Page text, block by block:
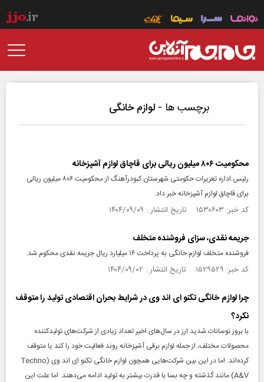
برچسب ها - لوازم خانگی
محکومیت ۸۰۶ میلیون ریالی برای قاچاق لوازم آشپزخانه
رئیس اداره تعزیرات حکومتی شهرستان کبودرآهنگ از محکومیت ۸۰۶ میلیون ریالی
برای قاچاق لوازم آشپزخانه خبر داد.
کد خبر: ۱۵۳۰۶۰۳ تاریخ انتشار : ۱۴۰۴/۰۹/۰۹
جریمه نقدی، سزای فروشنده متخلف
فروشنده متخلف لوازم خانگی به پرداخت ۱۶ میلیارد ریال جریمه نقدی محکوم شد.
کد خبر: ۱۵۲۹۵۲۹ تاریخ انتشار : ۱۴۰۴/۰۹/۰۲
چرا لوازم خانگی تکنو ای اند وی در شرایط بحران اقتصادی تولید را متوقف
نکرد؟
با بروز نوسانات شدید ارز در سال‌های اخیر تعداد زیادی از شرکت‌های تولیدکننده
محصولات مختلف، از جمله لوازم برقی آشپزخانه روند فعالیت خود را کند یا متوقف
کرده‌اند. اما در این بین شرکت‌هایی همچون لوازم خانگی تکنو ای اند وی (Techno
A&V) مانند گذشته و چه بسا با قدرت بیشتر به تولید ادامه می‌دهند. اما علت این